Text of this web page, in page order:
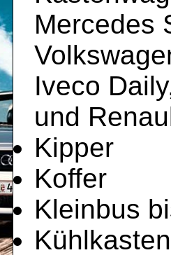
Mercedes
Iveco
und
Kipper
Koffer
Kleinbus